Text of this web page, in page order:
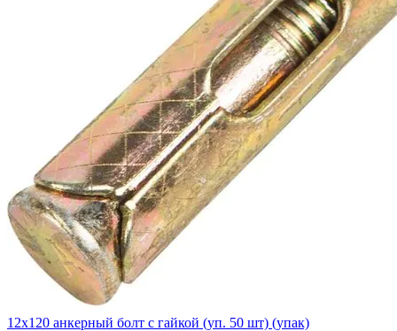
12х120 анкерный болт с гайкой (уп. 50 шт) (упак)